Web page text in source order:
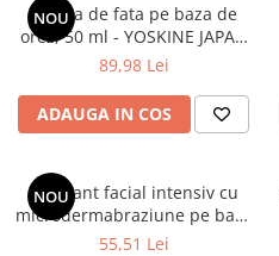
NOU
Crema de fata pe baza de
orez, 50 ml - YOSKINE JAPAN
PURE RICE INFUSION
89,98 Lei
ADAUGA IN COS
NOU
Exfoliant facial intensiv cu
microdermabraziune pe baza
de orez,75 ml - YOSKINE
55,51 Lei